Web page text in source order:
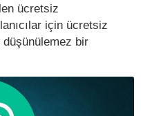
ücretsiz
için ücretsiz
bir